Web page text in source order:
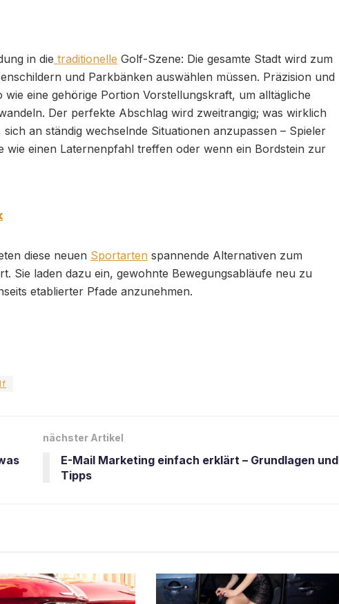
in die traditionelle Golf-Szene: Die gesamte Stadt wird zum
und Parkbänken auswählen müssen. Präzision und
eine gehörige Portion Vorstellungskraft, um alltägliche
Der perfekte Abschlag wird zweitrangig; was wirklich
an ständig wechselnde Situationen anzupassen – Spieler
wie einen Laternenpfahl treffen oder wenn ein Bordstein zur
diese neuen Sportarten spannende Alternativen zum
Sie laden dazu ein, gewohnte Bewegungsabläufe neu zu
etablierter Pfade anzunehmen.
nächster Artikel
E-Mail Marketing einfach erklärt – Grundlagen und
Tipps